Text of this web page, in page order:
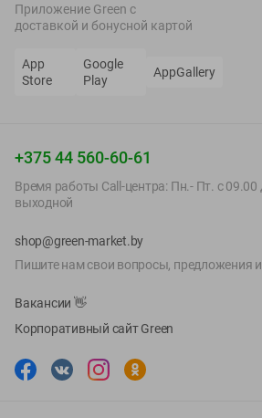
Приложение Green c
доставкой и бонусной картой
App
Store
Google
Play
AppGallery
+375 44 560-60-61
Время работы Call-центра: Пн.- Пт. с 09.00
выходной
shop@green-market.by
Пишите нам свои вопросы, предложения
Вакансии 👋
Корпоративный сайт Green